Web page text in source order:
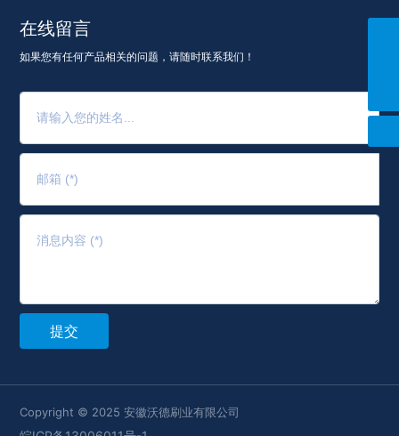
在线留言
如果您有任何产品相关的问题，请随时联系我们！
提交
Copyright © 2025 安徽沃德刷业有限公司
+86 13966438758